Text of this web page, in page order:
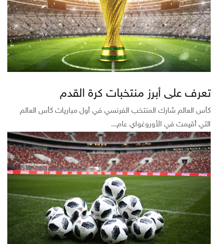
تعرف على أبرز منتخبات كرة القدم
كأس العالم شارك المنتخب الفرنسي في أول مباريات كأس العالم
التي أقيمت في الأوروغواي عام...